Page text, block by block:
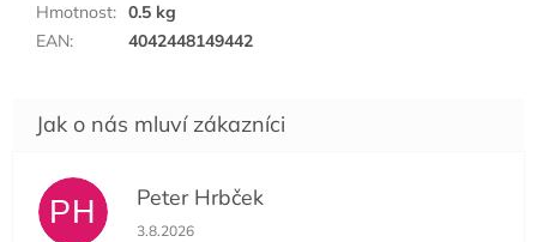
Hmotnost: 0.5 kg
EAN: 4042448149442
PH Peter Hrbček
Hodnocení obchodu je 5 z 5 hvězdiček.
3.8.2026